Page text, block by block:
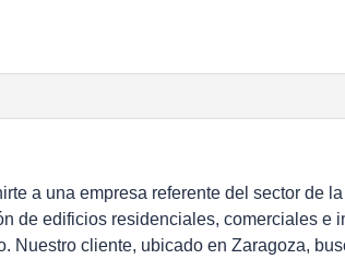
a una empresa referente del sector de
de edificios residenciales, comerciales e
Nuestro cliente, ubicado en Zaragoza,